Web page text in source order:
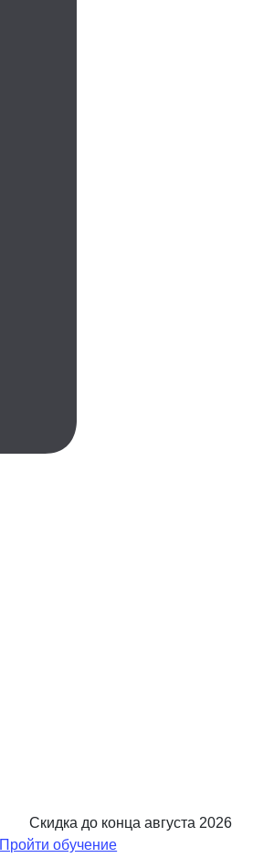
Скидка до конца августа 2026
Пройти обучение